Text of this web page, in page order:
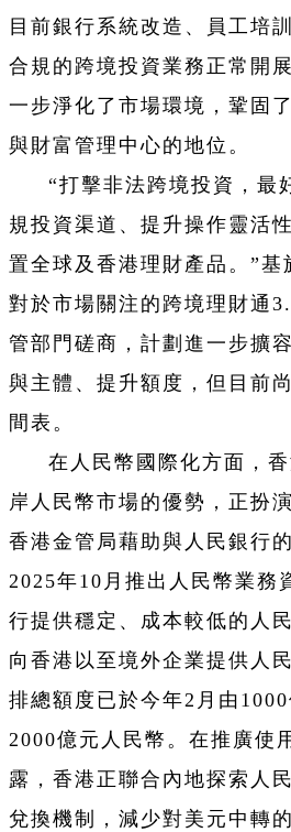
目前銀行系統改造、員工培
合規的跨境投資業務正常開
一步淨化了市場環境，鞏固
與財富管理中心的地位。
“打擊非法跨境投資，最
規投資渠道、提升操作靈活
置全球及香港理財產品。”基
對於市場關注的跨境理財通
管部門磋商，計劃進一步擴
與主體、提升額度，但目前
間表。
在人民幣國際化方面，
岸人民幣市場的優勢，正扮
香港金管局藉助與人民銀行
2025年10月推出人民幣業務
行提供穩定、成本較低的人
向香港以至境外企業提供人
排總額度已於今年2月由
2000億元人民幣。在推廣使
露，香港正聯合內地探索人
兌換機制，減少對美元中轉